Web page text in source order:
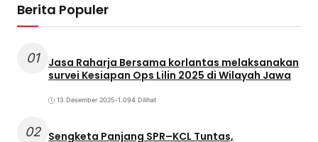
Berita Populer
01
Jasa Raharja Bersama korlantas melaksanakan
survei Kesiapan Ops Lilin 2025 di Wilayah Jawa
13 Desember 2025•1.094 Dilihat
02 Sengketa Panjang SPR–KCL Tuntas,